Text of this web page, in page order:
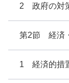
2 政府の対
第2節 経済
1 経済的措